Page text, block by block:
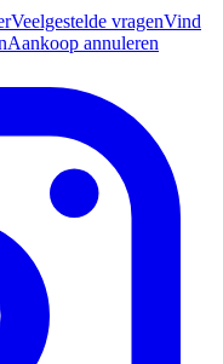
Veelgestelde vragenVind
Aankoop annuleren